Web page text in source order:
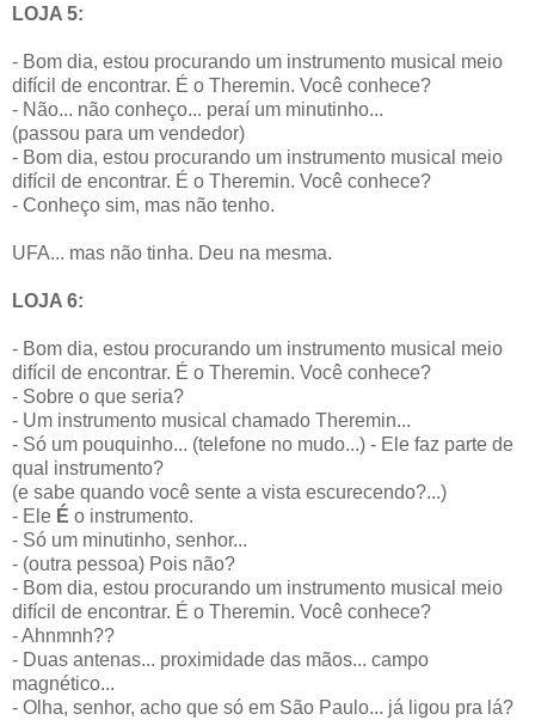
LOJA 5:
- Bom dia, estou procurando um instrumento musical meio
difícil de encontrar. É o Theremin. Você conhece?
- Não... não conheço... peraí um minutinho...
(passou para um vendedor)
- Bom dia, estou procurando um instrumento musical meio
difícil de encontrar. É o Theremin. Você conhece?
- Conheço sim, mas não tenho.
UFA... mas não tinha. Deu na mesma.
LOJA 6:
- Bom dia, estou procurando um instrumento musical meio
difícil de encontrar. É o Theremin. Você conhece?
- Sobre o que seria?
- Um instrumento musical chamado Theremin...
- Só um pouquinho... (telefone no mudo...) - Ele faz parte de
qual instrumento?
(e sabe quando você sente a vista escurecendo?...)
- Ele É o instrumento.
- Só um minutinho, senhor...
- (outra pessoa) Pois não?
- Bom dia, estou procurando um instrumento musical meio
difícil de encontrar. É o Theremin. Você conhece?
- Ahnmnh??
- Duas antenas... proximidade das mãos... campo
magnético...
- Olha, senhor, acho que só em São Paulo... já ligou pra lá?